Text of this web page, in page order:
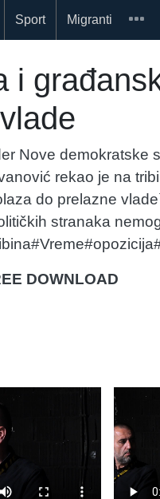
Sport Migranti
i
Nove demokratske
rekao je na
do prelazne
stranaka
DOWNLOAD